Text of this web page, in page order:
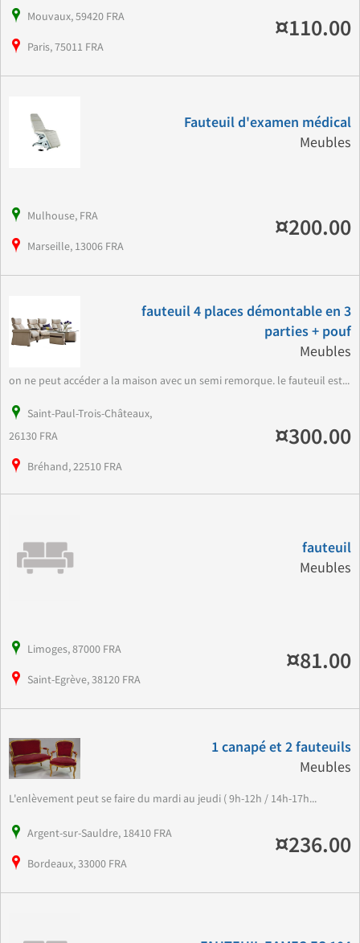
Mouvaux, 59420 FRA
Paris, 75011 FRA
¤110.00
Fauteuil d'examen médical
Meubles
Mulhouse, FRA
Marseille, 13006 FRA
¤200.00
fauteuil 4 places démontable en 3
parties + pouf
Meubles
on ne peut accéder a la maison avec un semi remorque. le fauteuil est...
Saint-Paul-Trois-Châteaux,
26130 FRA
Bréhand, 22510 FRA
¤300.00
fauteuil
Meubles
Limoges, 87000 FRA
Saint-Egrève, 38120 FRA
¤81.00
1 canapé et 2 fauteuils
Meubles
L'enlèvement peut se faire du mardi au jeudi ( 9h-12h / 14h-17h...
Argent-sur-Sauldre, 18410 FRA
Bordeaux, 33000 FRA
¤236.00